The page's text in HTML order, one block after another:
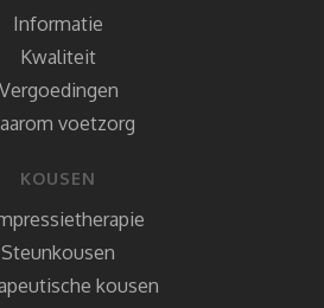
Informatie
Kwaliteit
Vergoedingen
voetzorg
KOUSEN
Steunkousen
kousen